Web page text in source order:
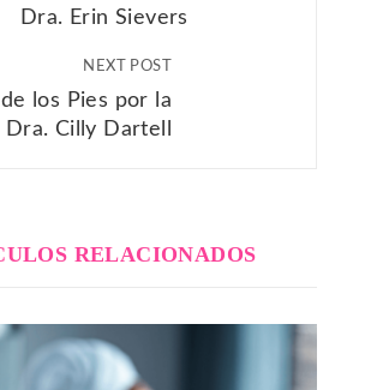
Dra. Erin Sievers
NEXT POST
los Pies por la
Dra. Cilly Dartell
RELACIONADOS